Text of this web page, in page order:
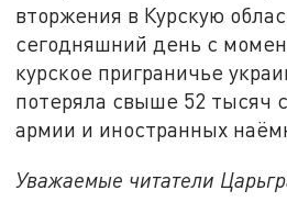
вторжения в Курскую
сегодняшний день с
курское приграничье
потеряла свыше 52 тысяч
армии и иностранных
Уважаемые читатели